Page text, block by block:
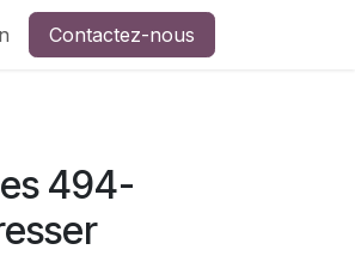
Contactez-nous
494-